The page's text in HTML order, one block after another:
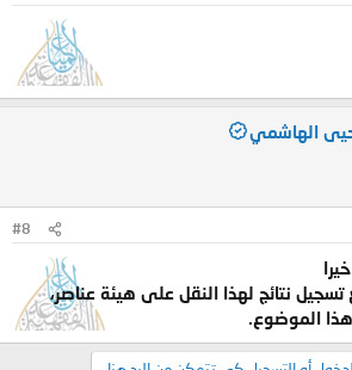
الهاشمي
#8
نتائج لهذا النقل على هيئة عناصر،
الموضوع.